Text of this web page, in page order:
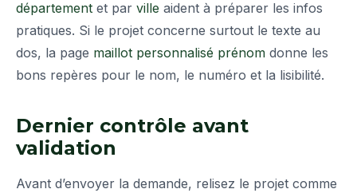
département et par ville aident à préparer les infos
pratiques. Si le projet concerne surtout le texte au
dos, la page maillot personnalisé prénom donne les
bons repères pour le nom, le numéro et la lisibilité.
Dernier contrôle avant
validation
Avant d’envoyer la demande, relisez le projet comme